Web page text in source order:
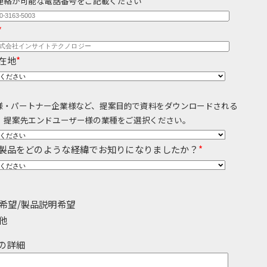
・
品導入支援
バリ データガバナンス
析基盤構築 データ可視化
タ管理 レプリケーション
地*
パートナー企業様など、提案目的で資料をダウンロードされる
提案先エンドユーザー様の業種をご選択ください。
品をどのような経緯でお知りになりましたか？ *
望/製品説明希望
詳細